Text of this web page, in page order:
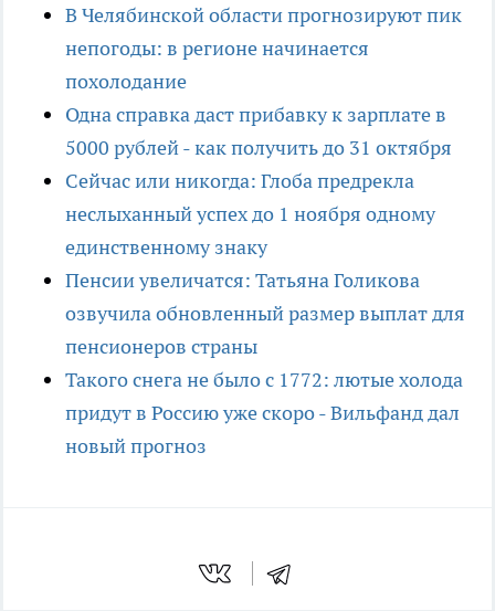
В Челябинской области прогнозируют пик
непогоды: в регионе начинается
похолодание
Одна справка даст прибавку к зарплате в
5000 рублей - как получить до 31 октября
Сейчас или никогда: Глоба предрекла
неслыханный успех до 1 ноября одному
единственному знаку
Пенсии увеличатся: Татьяна Голикова
озвучила обновленный размер выплат для
пенсионеров страны
Такого снега не было с 1772: лютые холода
придут в Россию уже скоро - Вильфанд дал
новый прогноз